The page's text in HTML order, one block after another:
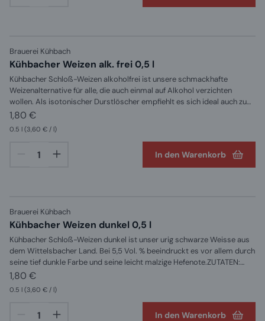
Brauerei Kühbach
Kühbacher Weizen alk. frei 0,5 l
Kühbacher Schloß-Weizen alkoholfrei ist unsere schmackhafte
Weizenalternative für alle, die auch einmal auf Alkohol verzichten
wollen. Als isotonischer Durstlöscher empfiehlt es sich ideal auch zum
Genießen nach dem Sport. ZUTATEN: Wasser, Weizenmalz,
Gerstenmalz, Hopfen und Hefe
1,80 €
0.5 l (3,60 € / l)
In den Warenkorb
Brauerei Kühbach
Kühbacher Weizen dunkel 0,5 l
Kühbacher Schloß-Weizen dunkel ist unser urig schwarze Weisse aus
dem Wittelsbacher Land. Bei 5,5 Vol. % beeindruckt es vor allem durch
seine tief dunkle Farbe und seine leicht malzige Hefenote.ZUTATEN:
Wasser, Weizenmalz, Gerstenmalz und Hopfen
1,80 €
0.5 l (3,60 € / l)
In den Warenkorb